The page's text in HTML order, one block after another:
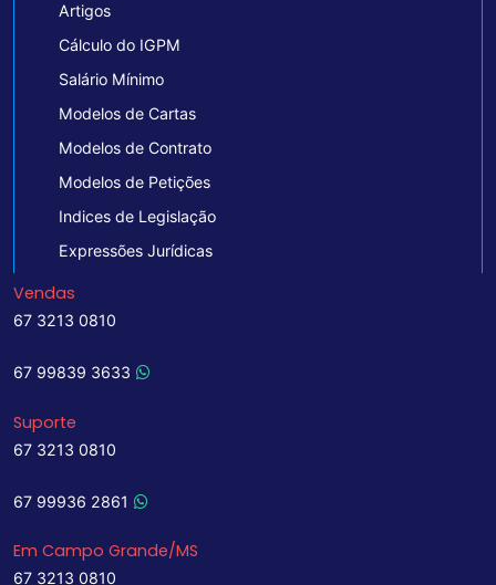
Artigos
Cálculo do IGPM
Salário Mínimo
Modelos de Cartas
Modelos de Contrato
Modelos de Petições
Indices de Legislação
Expressões Jurídicas
Vendas
67 3213 0810
67 99839 3633
Suporte
67 3213 0810
67 99936 2861
Em Campo Grande/MS
67 3213 0810